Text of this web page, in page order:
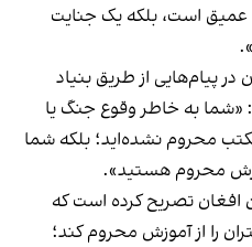
عمیق است، بلکه یک جنایت
پیام‌هایی از طریق بنیاد
«شما به خاطر وقوع جنگ یا
محروم نشده‌اید؛ بلکه شما
محروم هستید».
افغان تصریح کرده است که
را از آموزش محروم کند؛